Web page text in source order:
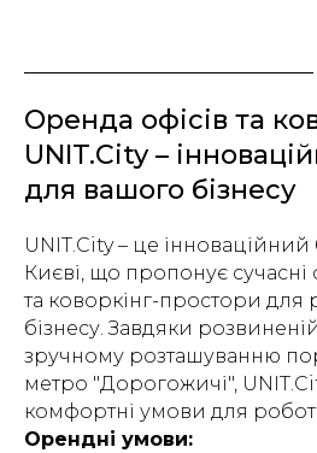
Оренда офісів та
UNIT.City –
для вашого бізнесу
UNIT.City – це інноваційний
Києві, що пропонує
та коворкінг-простори для
бізнесу. Завдяки
зручному розташуванню
метро "Дорогожичі",
комфортні умови для
Орендні умови: